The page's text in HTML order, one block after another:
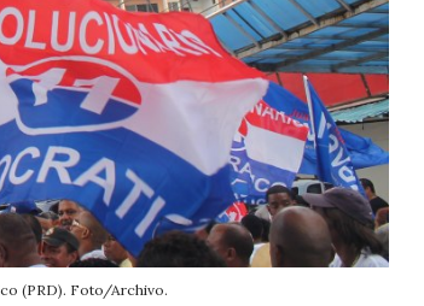
(PRD). Foto/Archivo.